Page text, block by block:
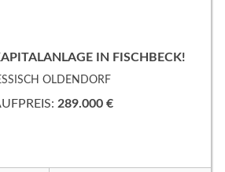
IN FISCHBECK!
OLDENDORF
289.000 €